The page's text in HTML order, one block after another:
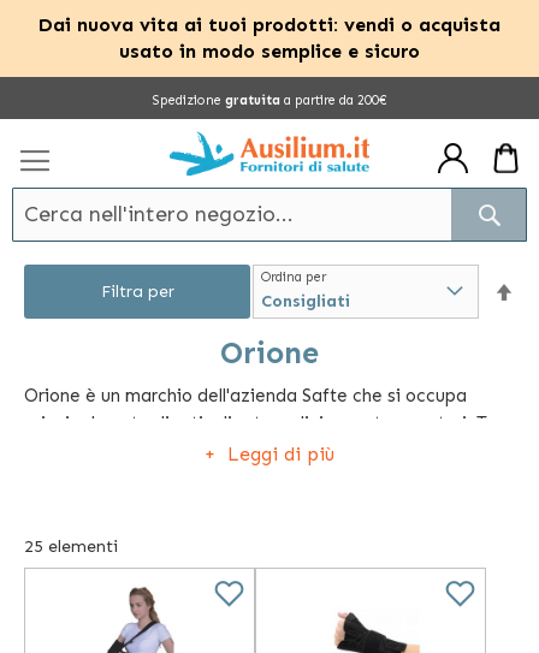
Dai nuova vita ai tuoi prodotti: vendi o acquista
usato in modo semplice e sicuro
Spedizione gratuita a partire da 200€
Orione
Orione è un marchio dell'azienda Safte che si occupa
principalmente di articoli ortopedici e post-operatori. Tra
gli articoli più richiesti: fasce per stomizzati, slip post-
Leggi di più
25 elementi
Ordina per
Filtra per